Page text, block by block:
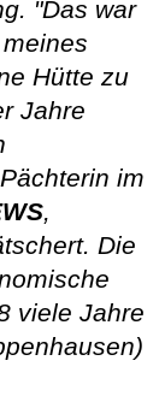
"Das war
Hütte zu
Jahre
im
,
Die
viele Jahre